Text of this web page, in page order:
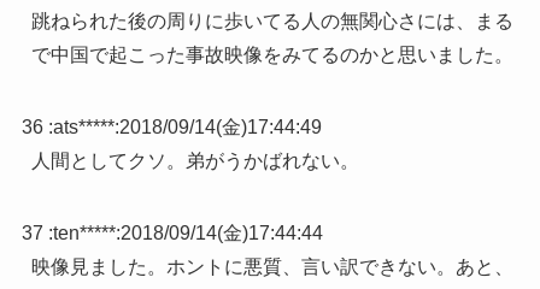
跳ねられた後の周りに歩いてる人の無関心さには、まる
で中国で起こった事故映像をみてるのかと思いました。
36 :ats*****:2018/09/14(金)17:44:49
人間としてクソ。弟がうかばれない。
37 :ten*****:2018/09/14(金)17:44:44
映像見ました。ホントに悪質、言い訳できない。あと、